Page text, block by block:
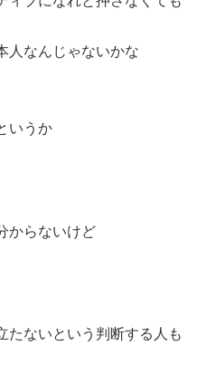
人なんじゃないかな
いうか
からないけど
たないという判断する人も